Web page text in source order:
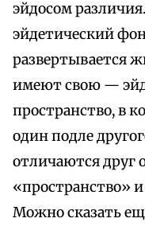
эйдосом
эйдетический
развертывается
имеют свою —
пространство, в
один подле
отличаются друг
«пространство»
Можно сказать